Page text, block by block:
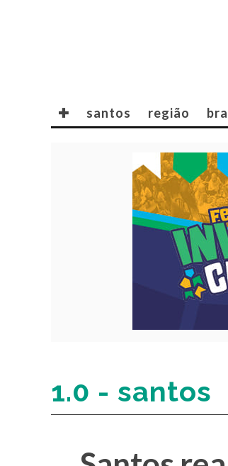
✚ santos região
1.0 - santos